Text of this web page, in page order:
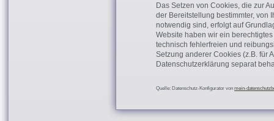
Das Setzen von Cookies, die zur
der Bereitstellung bestimmter, von
notwendig sind, erfolgt auf
Website haben wir ein
technisch fehlerfreien und
Setzung anderer Cookies (z.B. für
Datenschutzerklärung separat
Quelle: Datenschutz-Konfigurator von mein-